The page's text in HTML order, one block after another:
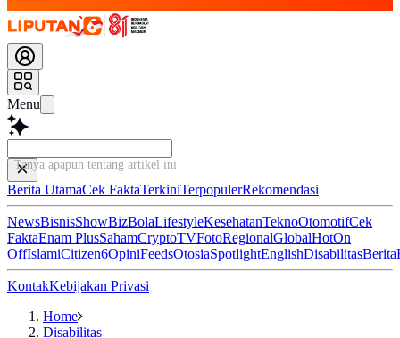
Menu
Tanya apapun tentang artikel ini...
Berita UtamaCek FaktaTerkiniTerpopulerRekomendasi
NewsBisnisShowBizBolaLifestyleKesehatanTeknoOtomotifCek
FaktaEnam PlusSahamCryptoTVFotoRegionalGlobalHotOn
OffIslamiCitizen6OpiniFeedsOtosiaSpotlightEnglishDisabilitasBerita
KontakKebijakan Privasi
Home
Disabilitas